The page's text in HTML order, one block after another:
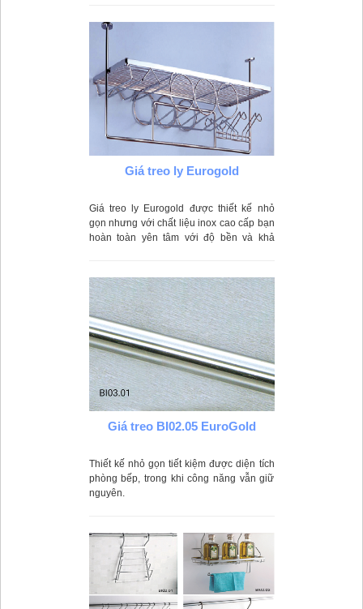
Giá treo ly Eurogold
Giá treo ly Eurogold được thiết kế nhỏ
gọn nhưng với chất liệu inox cao cấp bạn
hoàn toàn yên tâm với độ bền và khả
Giá treo BI02.05 EuroGold
Thiết kế nhỏ gọn tiết kiệm được diện tích
phòng bếp, trong khi công năng vẫn giữ
nguyên.